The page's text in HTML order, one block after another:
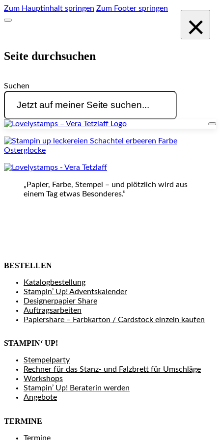
Zum Hauptinhalt springen Zum Footer springen
Seite durchsuchen
Suchen
×
„Papier, Farbe, Stempel – und plötzlich wird aus
einem Tag etwas Besonderes.”
BESTELLEN
Katalogbestellung
Stampin’ Up! Adventskalender
Designerpapier Share
Auftragsarbeiten
Papiershare – Farbkarton / Cardstock einzeln kaufen
STAMPIN‘ UP!
Stempelparty
Rechner für das Stanz- und Falzbrett für Umschläge
Workshops
Stampin’ Up! Beraterin werden
Angebote
TERMINE
Termine